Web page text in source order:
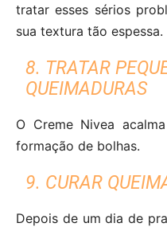
tratar esses sérios
sua textura tão espessa.
8. TRATAR
QUEIMADURAS
O Creme Nivea
formação de bolhas.
9. CURAR
Depois de um dia de